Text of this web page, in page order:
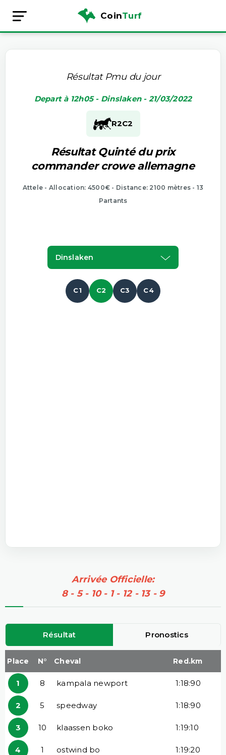
CoinTurf
Résultat Pmu du jour
Depart à 12h05 - Dinslaken - 21/03/2022
R2C2
Résultat Quinté du prix
commander crowe allemagne
Attele - Allocation: 4500€ - Distance: 2100 mètres - 13
Partants
Dinslaken
C1 C2 C3 C4
Arrivée Officielle:
8 - 5 - 10 - 1 - 12 - 13 - 9
Résultat Pronostics
Place N° Cheval Red.km
1 8 kampala newport 1:18:90
2 5 speedway 1:18:90
3 10 klaassen boko 1:19:10
4 1 ostwind bo 1:19:20